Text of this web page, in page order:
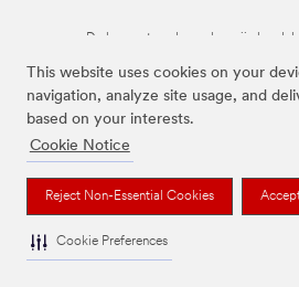
This website uses cookies on your
navigation, analyze site usage, and
based on your interests.
Cookie Notice
Reject Non-Essential Cookies
Cookie Preferences
De bovenstaande merken zijn